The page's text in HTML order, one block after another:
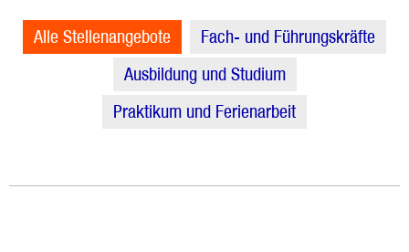
Alle Stellenangebote
Fach- und Führungskräfte
Ausbildung und Studium
Praktikum und Ferienarbeit